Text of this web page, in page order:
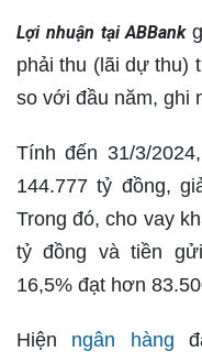
Lợi nhuận tại ABBank
phải thu (lãi dự thu)
so với đầu năm, ghi
Tính đến 31/3/
144.777 tỷ đồng,
Trong đó, cho vay
tỷ đồng và tiền
16,5% đạt hơn
Hiện ngân hàng